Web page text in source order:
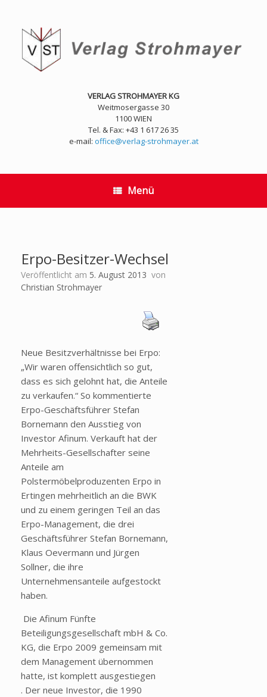
springen
VERLAG STROHMAYER KG
Weitmosergasse 30
1100 WIEN
Tel. & Fax: +43 1 617 26 35
e-mail: office@verlag-strohmayer.at
Menü
Erpo-Besitzer-Wechsel
Veröffentlicht am 5. August 2013 von
Christian Strohmayer
Neue Besitzverhältnisse bei Erpo:
„Wir waren offensichtlich so gut,
dass es sich gelohnt hat, die Anteile
zu verkaufen.“ So kommentierte
Erpo-Geschäftsführer Stefan
Bornemann den Ausstieg von
Investor Afinum. Verkauft hat der
Mehrheits-Gesellschafter seine
Anteile am
Polstermöbelproduzenten Erpo in
Ertingen mehrheitlich an die BWK
und zu einem geringen Teil an das
Erpo-Management, die drei
Geschäftsführer Stefan Bornemann,
Klaus Oevermann und Jürgen
Sollner, die ihre
Unternehmensanteile aufgestockt
haben.
Die Afinum Fünfte
Beteiligungsgesellschaft mbH & Co.
KG, die Erpo 2009 gemeinsam mit
dem Management übernommen
hatte, ist komplett ausgestiegen
. Der neue Investor, die 1990